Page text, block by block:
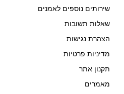
שירותים נוספים לאמנים
שאלות תשובות
הצהרת נגישות
מדיניות פרטיות
תקנון אתר
מאמרים